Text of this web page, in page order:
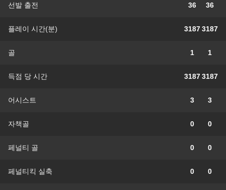
선발 출전 36 36
플레이 시간(분) 31873187
골 1 1
득점 당 시간 31873187
어시스트 3 3
자책골 0 0
페널티 골 0 0
페널티킥 실축 0 0